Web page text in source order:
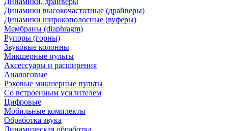
Динамики высокочастотные (драйверы)
Динамики широкополосные (вуферы)
Мембраны (diaphragm)
Рупоры (горны)
Звуковые колонны
Микшерные пульты
Аксессуары и расширения
Аналоговые
Рэковые микшерные пульты
Со встроенным усилителем
Цифровые
Мобильные комплекты
Обработка звука
Динамическая обработка